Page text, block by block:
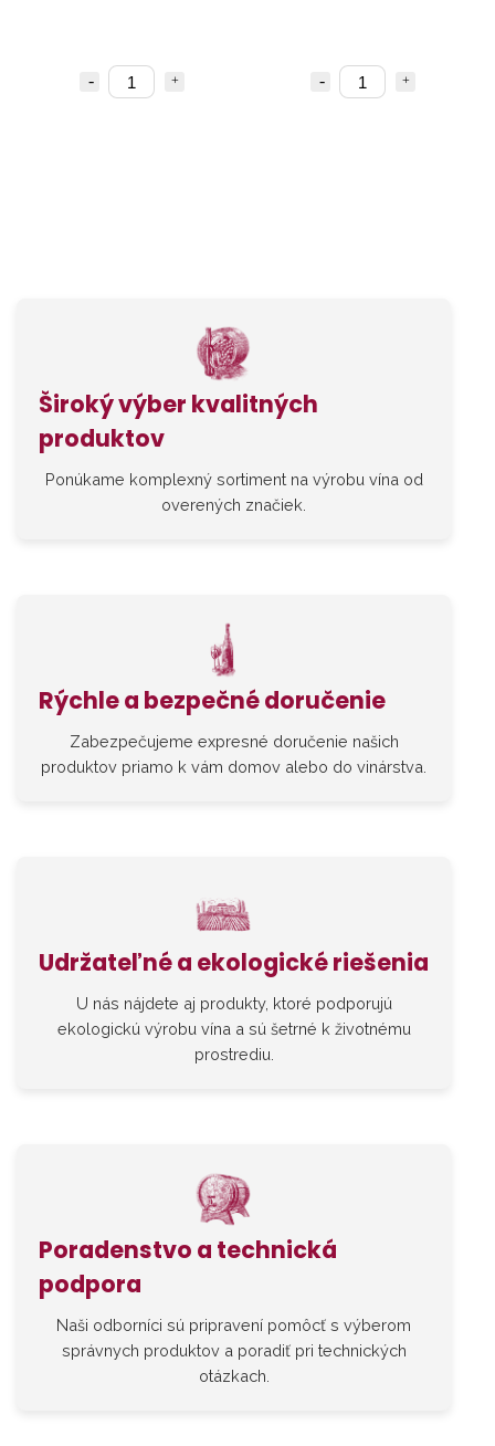
Široký výber kvalitných
produktov
Ponúkame komplexný sortiment na výrobu vína od
overených značiek.
Rýchle a bezpečné doručenie
Zabezpečujeme expresné doručenie našich
produktov priamo k vám domov alebo do vinárstva.
Udržateľné a ekologické riešenia
U nás nájdete aj produkty, ktoré podporujú
ekologickú výrobu vína a sú šetrné k životnému
prostrediu.
Poradenstvo a technická
podpora
Naši odborníci sú pripravení pomôcť s výberom
správnych produktov a poradiť pri technických
otázkach.